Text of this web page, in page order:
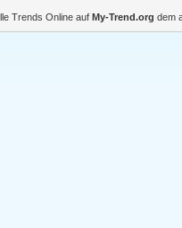
Trends Online auf My-Trend.org dem